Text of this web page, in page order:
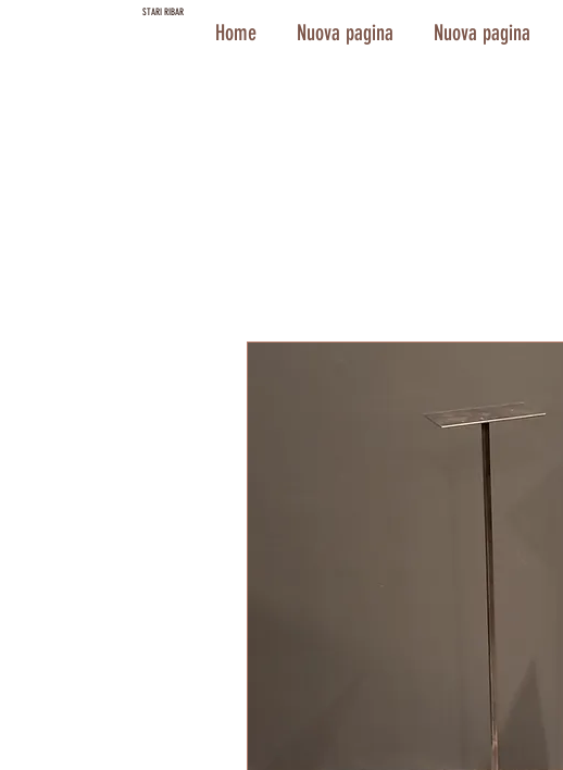
STARI RIBAR
Home Nuova pagina Nuova pagina